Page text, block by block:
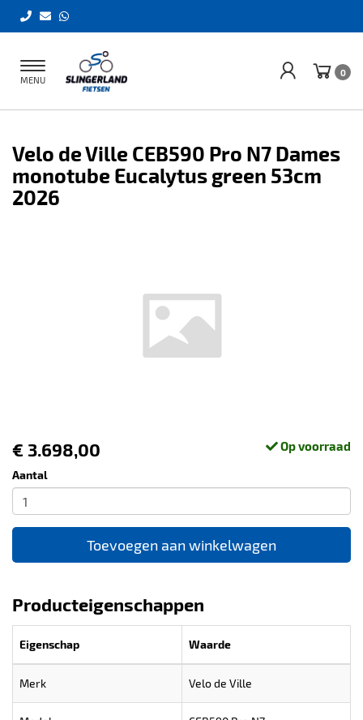
Toggle
navigation
MENU
0
Velo de Ville CEB590 Pro N7 Dames
monotube Eucalytus green 53cm
2026
€ 3.698,00 Op voorraad
Aantal
Toevoegen aan winkelwagen
Producteigenschappen
Eigenschap Waarde
Merk Velo de Ville